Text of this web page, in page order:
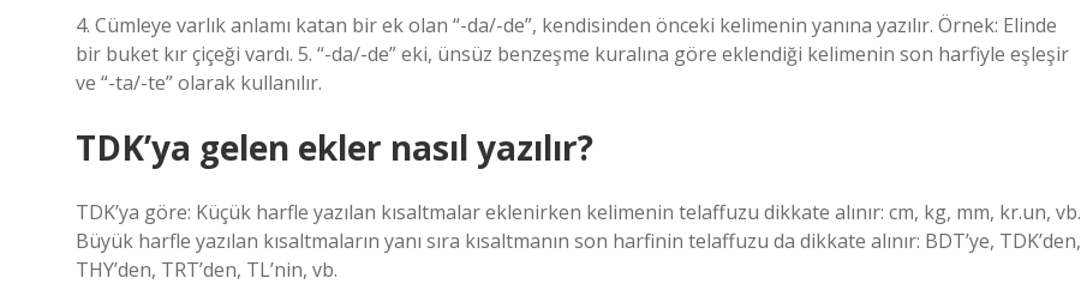
4. Cümleye varlık anlamı katan bir ek olan “-da/-de”, kendisinden önceki kelimenin yanına yazılır. Örnek: Elinde
bir buket kır çiçeği vardı. 5. “-da/-de” eki, ünsüz benzeşme kuralına göre eklendiği kelimenin son harfiyle eşleşir
ve “-ta/-te” olarak kullanılır.
TDK’ya gelen ekler nasıl yazılır?
TDK’ya göre: Küçük harfle yazılan kısaltmalar eklenirken kelimenin telaffuzu dikkate alınır: cm, kg, mm, kr.un, vb.
Büyük harfle yazılan kısaltmaların yanı sıra kısaltmanın son harfinin telaffuzu da dikkate alınır: BDT’ye, TDK’den,
THY’den, TRT’den, TL’nin, vb.